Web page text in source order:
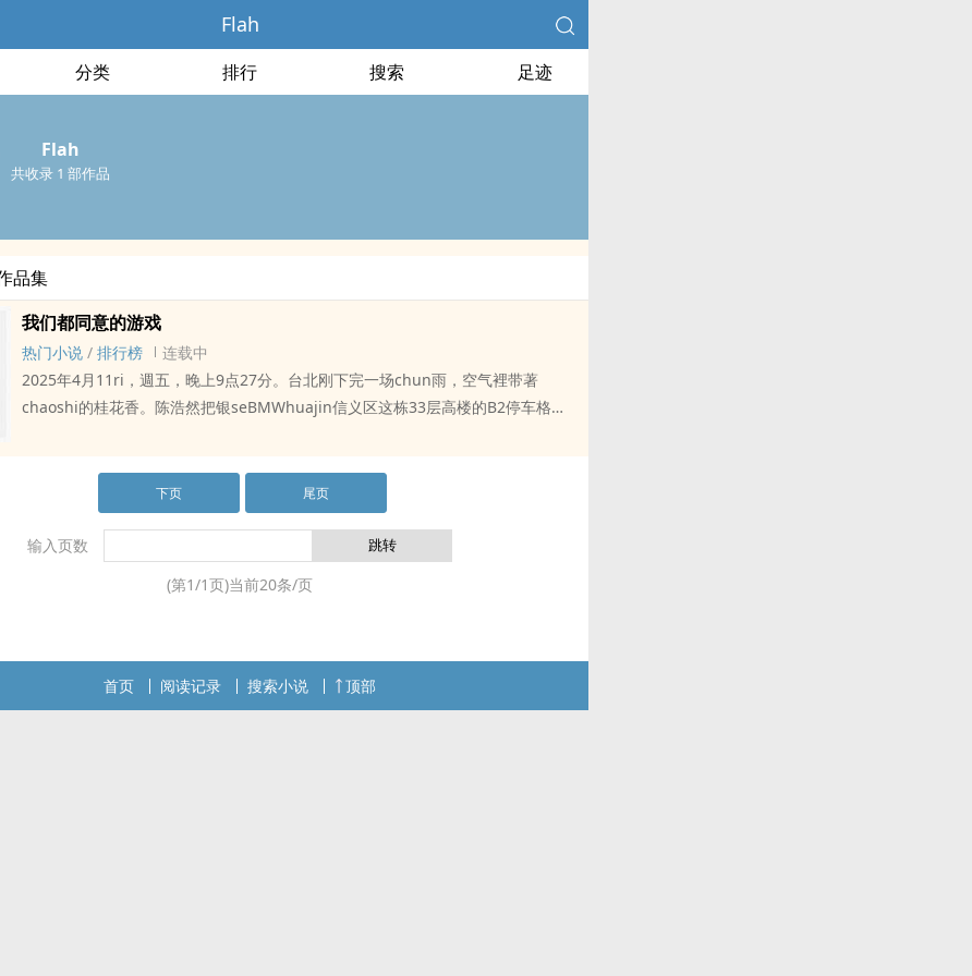
Flah
分类 排行 搜索 足迹
Flah
共收录 1 部作品
品集
我们都同意的游戏
热门小说 / 排行榜
连载中
2025年4月11ri，週五，晚上9点27分。台北刚下完一场chun雨，空气裡带著
chaoshi的桂花香。陈浩然把银seBMWhuajin信义区这栋33层高楼的B2停车格，
下页 尾页
输入页数
(第1/1页)当前20条/页
首页 阅读记录 搜索小说 顶部